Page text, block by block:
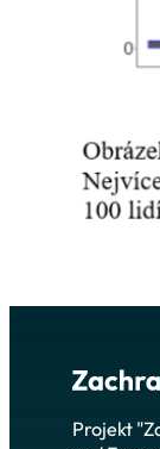
Projekt